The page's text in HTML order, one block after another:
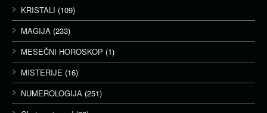
KRISTALI (109)
MAGIJA (233)
MESEČNI HOROSKOP (1)
MISTERIJE (16)
NUMEROLOGIJA (251)